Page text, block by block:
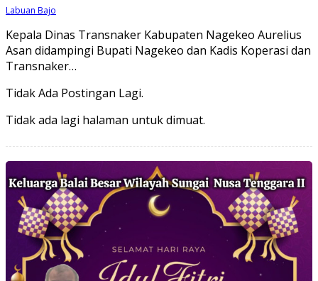
Labuan Bajo
Kepala Dinas Transnaker Kabupaten Nagekeo Aurelius
Asan didampingi Bupati Nagekeo dan Kadis Koperasi dan
Transnaker…
Tidak Ada Postingan Lagi.
Tidak ada lagi halaman untuk dimuat.